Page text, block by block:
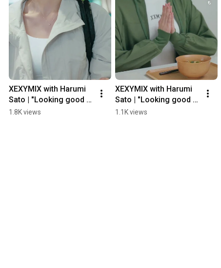
XEXYMIX with Harumi
Sato | "Looking good
today too." Everyday
1.8K views
XEXYMIX with Harumi
Sato | "Looking good
today too." Everyday
1.1K views